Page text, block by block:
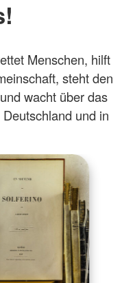
Menschen, hilft
steht den
wacht über das
und in